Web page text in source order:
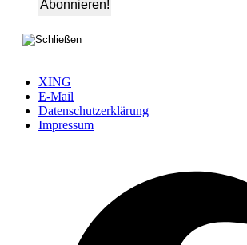
XING
E-Mail
Datenschutzerklärung
Impressum